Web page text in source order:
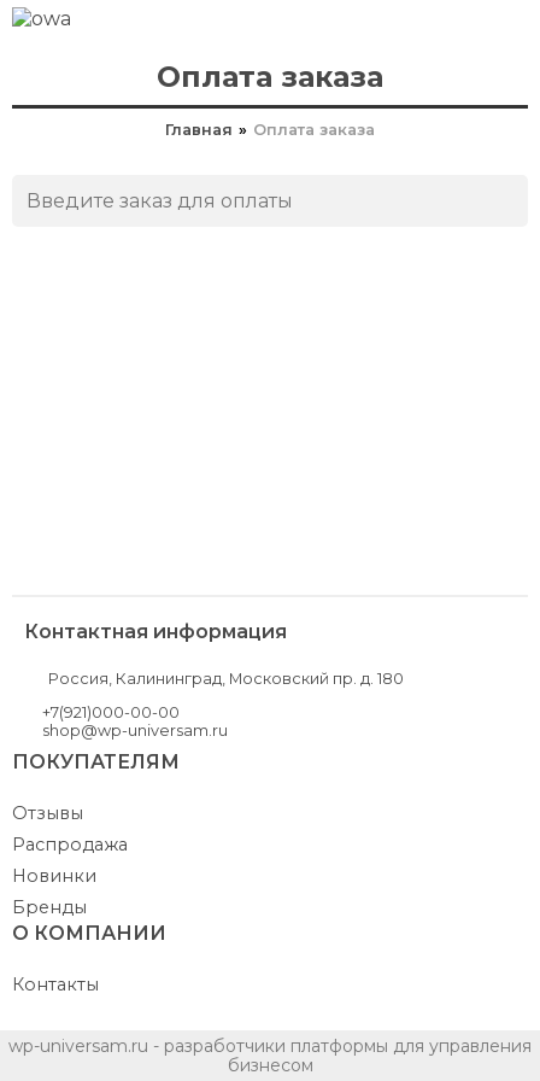
Оплата заказа
Главная » Оплата заказа
Контактная информация
Россия, Калининград, Московский пр. д. 180
+7(921)000-00-00
shop@wp-universam.ru
ПОКУПАТЕЛЯМ
Отзывы
Распродажа
Новинки
Бренды
О КОМПАНИИ
Контакты
wp-universam.ru - разработчики платформы для управления
бизнесом